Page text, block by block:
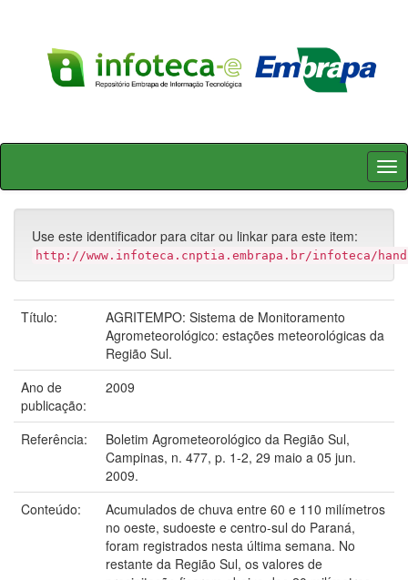
Skip
Use este identificador para citar ou linkar para este item:
http://www.infoteca.cnptia.embrapa.br/infoteca/
Título:
AGRITEMPO: Sistema de Monitoramento
Agrometeorológico: estações meteorológicas da
Região Sul.
Ano de
publicação:
2009
Referência:
Boletim Agrometeorológico da Região Sul,
Campinas, n. 477, p. 1-2, 29 maio a 05 jun.
2009.
Conteúdo:
Acumulados de chuva entre 60 e 110 milímetros
no oeste, sudoeste e centro-sul do Paraná,
foram registrados nesta última semana. No
restante da Região Sul, os valores de